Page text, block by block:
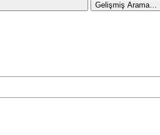
Gelişmiş Arama…